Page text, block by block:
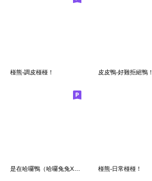
椪熊-調皮椪椪！ 皮皮鴨-好難拒絕鴨！
是在哈囉鴨（哈囉兔兔X日子還是要過鴨） 椪熊-日常椪椪！